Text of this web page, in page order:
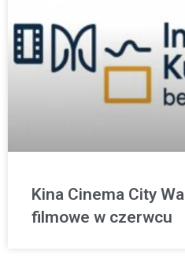
Kina Cinema City
filmowe w czerwcu